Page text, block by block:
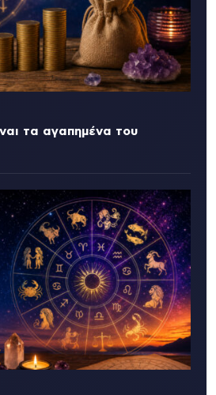
τα αγαπημένα του